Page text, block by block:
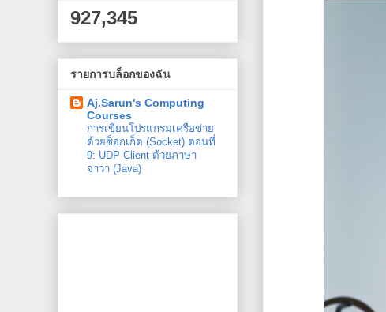
927,345
รายการบล็อกของฉัน
Aj.Sarun's Computing
Courses
การเขียนโปรแกรมเครือข่าย
ด้วยซ็อกเก็ต (Socket) ตอนที่
9: UDP Client ด้วยภาษา
จาวา (Java)